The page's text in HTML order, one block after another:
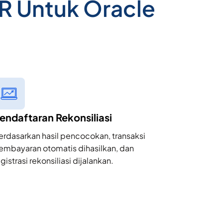
Untuk Oracle
Rekonsiliasi
hasil pencocokan, transaksi
otomatis dihasilkan, dan
rekonsiliasi dijalankan.